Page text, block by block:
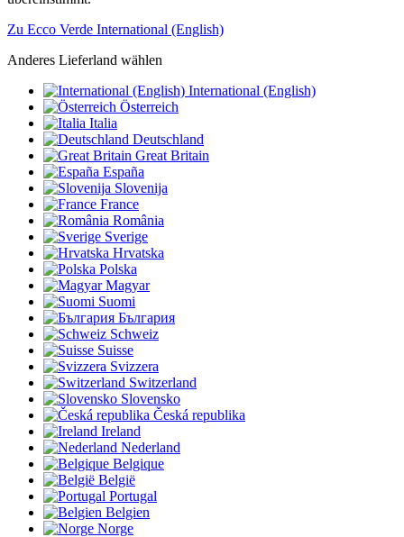
Zu Ecco Verde International (English)
Anderes Lieferland wählen
International (English)
Österreich
Italia
Deutschland
Great Britain
España
Slovenija
France
România
Sverige
Hrvatska
Polska
Magyar
Suomi
България
Schweiz
Suisse
Svizzera
Switzerland
Slovensko
Česká republika
Ireland
Nederland
Belgique
België
Portugal
Belgien
Norge